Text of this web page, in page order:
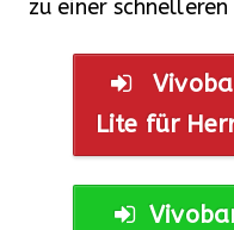
zu einer
Lite für